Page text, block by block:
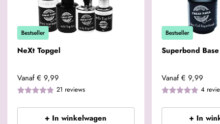
Bestseller
NeXt Topgel
Vanaf € 9,99
21 reviews
+ In winkelwagen
Bestseller
Superbond
Vanaf € 9,99
4
+ In